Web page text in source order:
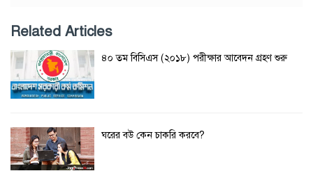
Related Articles
৪০ তম বিসিএস (২০১৮) পরীক্ষার আবেদন গ্রহণ শুরু
ঘরের বউ কেন চাকরি করবে?